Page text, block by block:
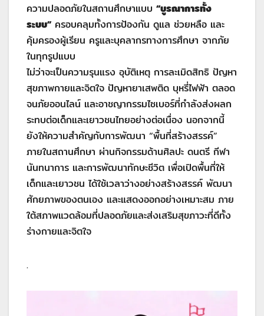
ความปลอดภัยในสถานศึกษาแบบ “บูรณาการทั้ง
ระบบ” ครอบคลุมทั้งการป้องกัน ดูแล ช่วยหลือ และ
คุ้มครองผู้เรียน ครูและบุคลากรทางการศึกษา จากภัย
ในทุกรูปแบบ
ไม่ว่าจะเป็นความรุนแรง อุบัติเหตุ การละเมิดสิทธิ ปัญหา
สุขภาพกายและจิตใจ ปัญหายาเสพติด บุหรี่ไฟฟ้า ตลอด
จนภัยออนไลน์ และอาชญากรรมไซเบอร์ที่กำลังส่งผลก
ระทบต่อเด็กและเยาวชนไทยอย่างต่อเนื่อง นอกจากนี้
ยังให้ความสำคัญกับการพัฒนา “พื้นที่สร้างสรรค์”
ภายในสถานศึกษา ผ่านกิจกรรมด้านศิลปะ ดนตรี กีฬา
นันทนาการ และการพัฒนาทักษะชีวิต เพื่อเปิดพื้นที่ให้
เด็กและเยาวชน ได้ใช้เวลาว่างอย่างสร้างสรรค์ พัฒนา
ศักยภาพของตนเอง และแสดงออกอย่างเหมาะสม ภาย
ใต้สภาพแวดล้อมที่ปลอดภัยและส่งเสริมสุขภาวะที่ดีทั้ง
ร่างกายและจิตใจ
.